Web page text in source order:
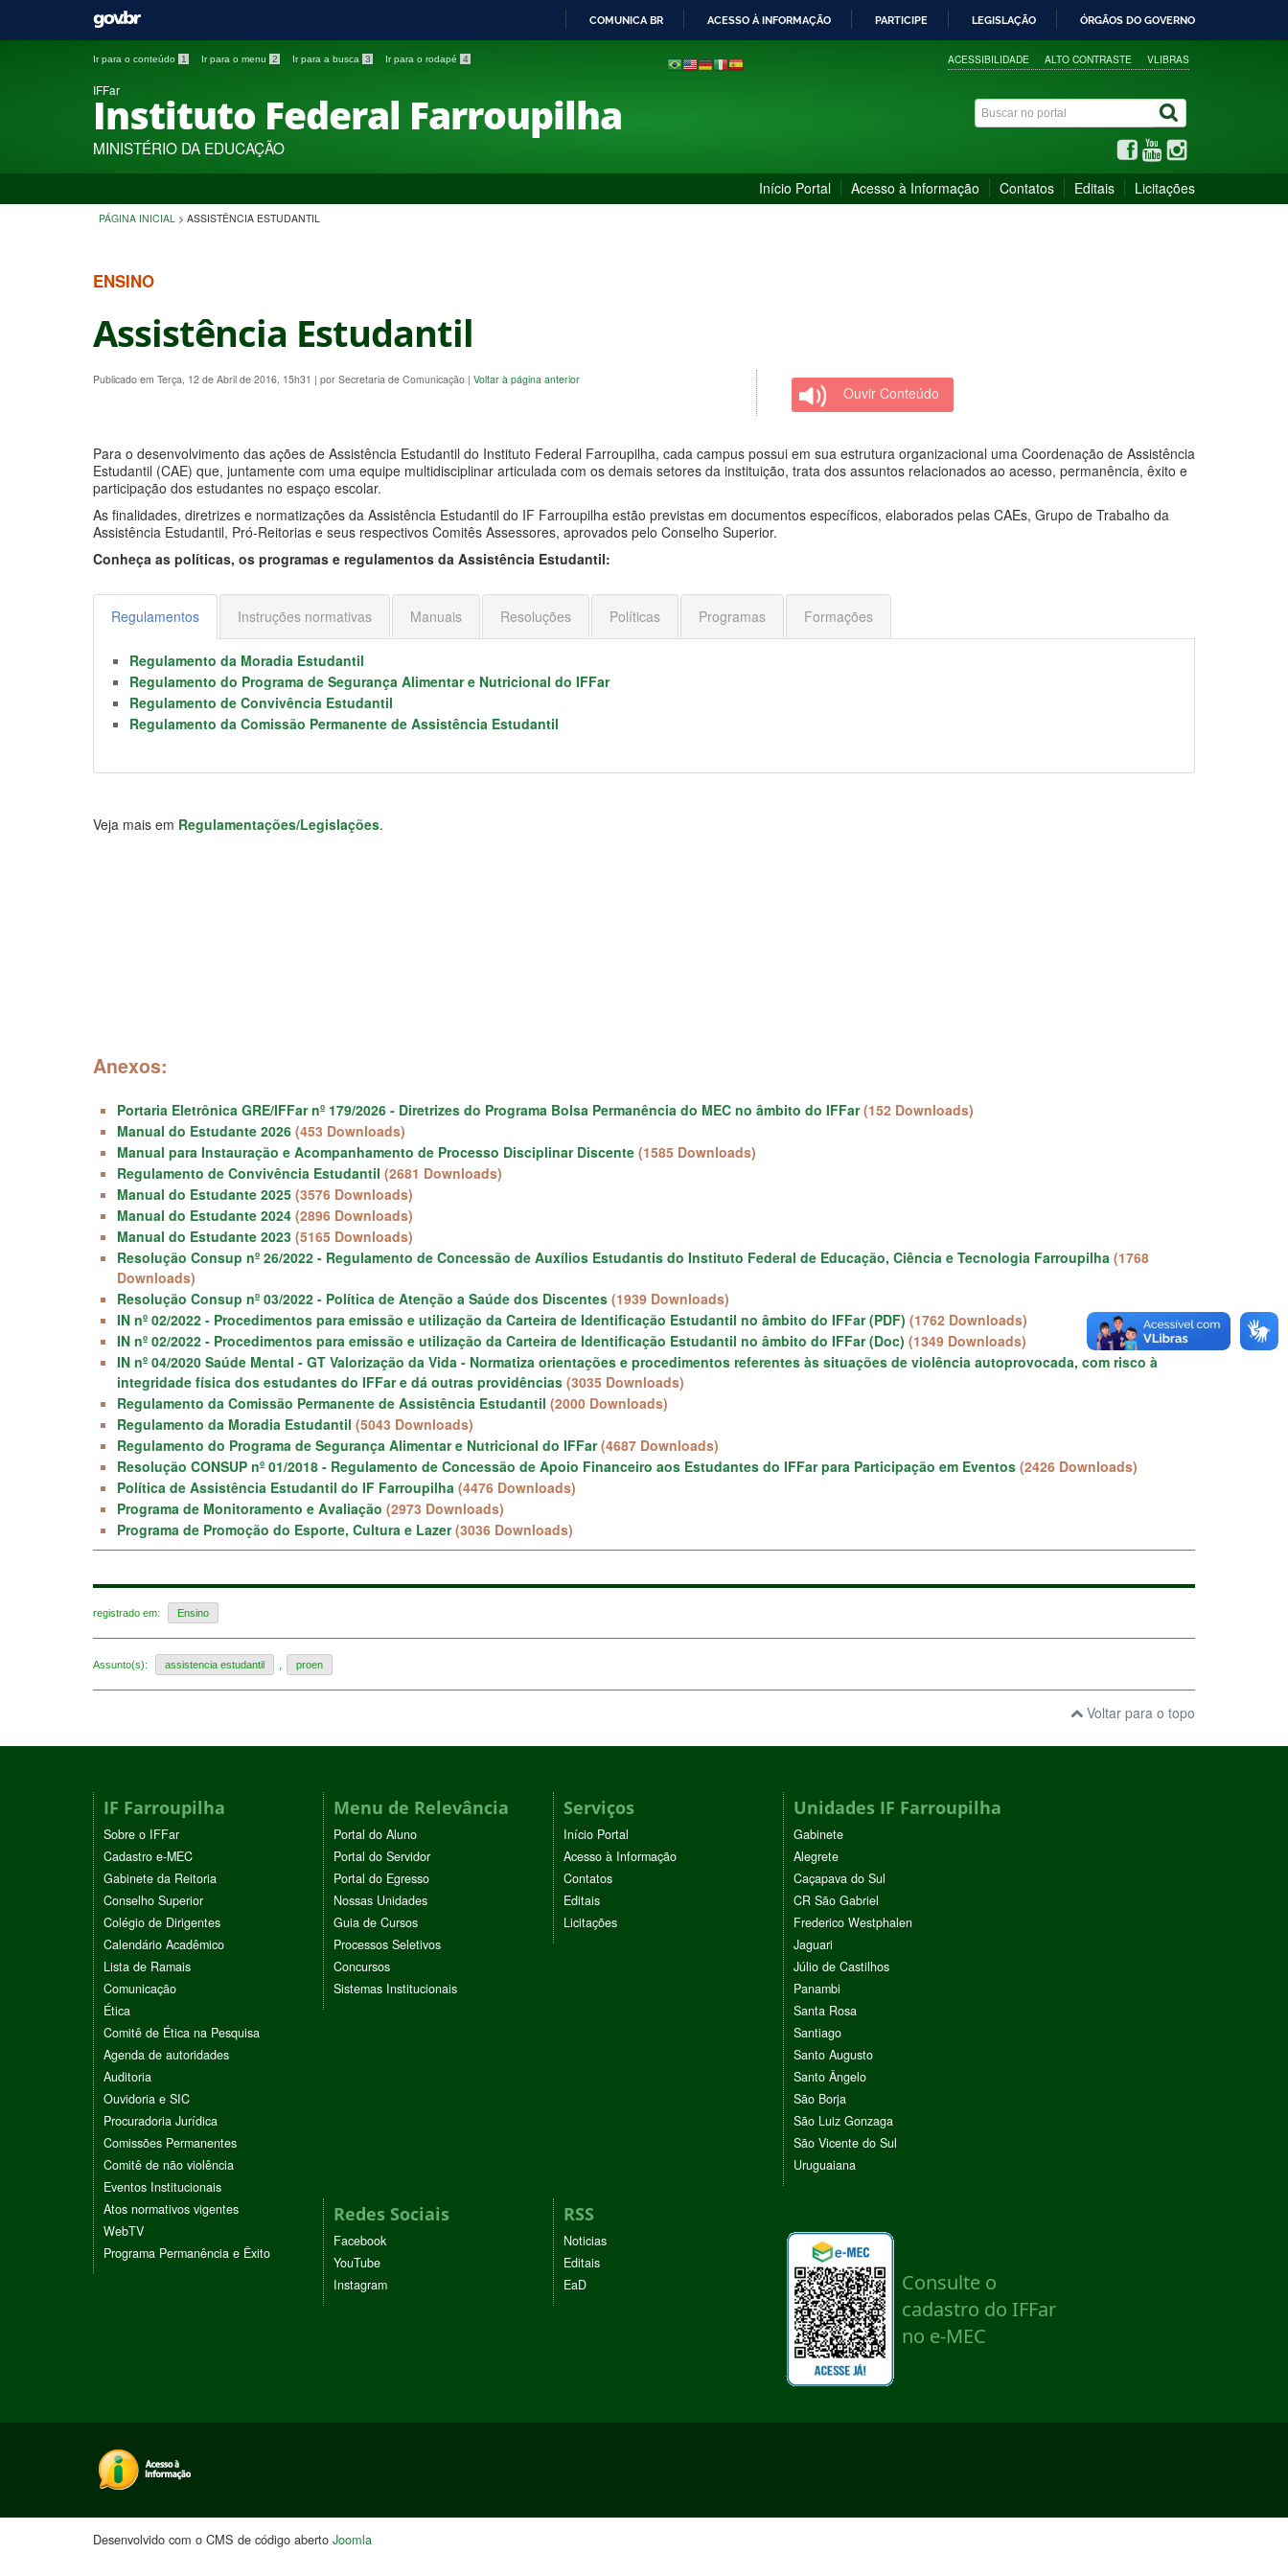
PARA
COMUNICA BR ACESSO À INFORMAÇÃO PARTICIPE LEGISLAÇÃO ÓRGÃOS DO GOVERNO
Ir para o conteúdo 1 Ir para o menu 2 Ir para a busca 3 Ir para o rodapé 4 ACESSIBILIDADE ALTO CONTRASTE VLIBRAS
IFFar
Instituto Federal Farroupilha
MINISTÉRIO DA EDUCAÇÃO
Início Portal Acesso à Informação Contatos Editais Licitações
PÁGINA INICIAL > ASSISTÊNCIA ESTUDANTIL
ENSINO
Assistência Estudantil
Publicado em Terça, 12 de Abril de 2016, 15h31 | por Secretaria de Comunicação | Voltar à página anterior
Ouvir Conteúdo
Para o desenvolvimento das ações de Assistência Estudantil do Instituto Federal Farroupilha, cada campus possui em sua estrutura organizacional uma Coordenação de Assistência
Estudantil (CAE) que, juntamente com uma equipe multidisciplinar articulada com os demais setores da instituição, trata dos assuntos relacionados ao acesso, permanência, êxito e
participação dos estudantes no espaço escolar.
As finalidades, diretrizes e normatizações da Assistência Estudantil do IF Farroupilha estão previstas em documentos específicos, elaborados pelas CAEs, Grupo de Trabalho da
Assistência Estudantil, Pró-Reitorias e seus respectivos Comitês Assessores, aprovados pelo Conselho Superior.
Conheça as políticas, os programas e regulamentos da Assistência Estudantil:
Regulamentos Instruções normativas Manuais Resoluções Políticas Programas Formações
Regulamento da Moradia Estudantil
Regulamento do Programa de Segurança Alimentar e Nutricional do IFFar
Regulamento de Convivência Estudantil
Regulamento da Comissão Permanente de Assistência Estudantil
Veja mais em Regulamentações/Legislações.
Anexos:
Portaria Eletrônica GRE/IFFar nº 179/2026 - Diretrizes do Programa Bolsa Permanência do MEC no âmbito do IFFar (152 Downloads)
Manual do Estudante 2026 (453 Downloads)
Manual para Instauração e Acompanhamento de Processo Disciplinar Discente (1585 Downloads)
Regulamento de Convivência Estudantil (2681 Downloads)
Manual do Estudante 2025 (3576 Downloads)
Manual do Estudante 2024 (2896 Downloads)
Manual do Estudante 2023 (5165 Downloads)
Resolução Consup nº 26/2022 - Regulamento de Concessão de Auxílios Estudantis do Instituto Federal de Educação, Ciência e Tecnologia Farroupilha (1768
Downloads)
Resolução Consup nº 03/2022 - Política de Atenção a Saúde dos Discentes (1939 Downloads)
IN nº 02/2022 - Procedimentos para emissão e utilização da Carteira de Identificação Estudantil no âmbito do IFFar (PDF) (1762 Downloads)
IN nº 02/2022 - Procedimentos para emissão e utilização da Carteira de Identificação Estudantil no âmbito do IFFar (Doc) (1349 Downloads)
IN nº 04/2020 Saúde Mental - GT Valorização da Vida - Normatiza orientações e procedimentos referentes às situações de violência autoprovocada, com risco à
integridade física dos estudantes do IFFar e dá outras providências (3035 Downloads)
Regulamento da Comissão Permanente de Assistência Estudantil (2000 Downloads)
Regulamento da Moradia Estudantil (5043 Downloads)
Regulamento do Programa de Segurança Alimentar e Nutricional do IFFar (4687 Downloads)
Resolução CONSUP nº 01/2018 - Regulamento de Concessão de Apoio Financeiro aos Estudantes do IFFar para Participação em Eventos (2426 Downloads)
Política de Assistência Estudantil do IF Farroupilha (4476 Downloads)
Programa de Monitoramento e Avaliação (2973 Downloads)
Programa de Promoção do Esporte, Cultura e Lazer (3036 Downloads)
registrado em: Ensino
Assunto(s): assistencia estudantil proen
Voltar para o topo
IF Farroupilha
Sobre o IFFar
Cadastro e-MEC
Gabinete da Reitoria
Conselho Superior
Colégio de Dirigentes
Calendário Acadêmico
Lista de Ramais
Comunicação
Ética
Comitê de Ética na Pesquisa
Agenda de autoridades
Auditoria
Ouvidoria e SIC
Procuradoria Jurídica
Comissões Permanentes
Comitê de não violência
Eventos Institucionais
Atos normativos vigentes
WebTV
Programa Permanência e Êxito
Menu de Relevância
Portal do Aluno
Portal do Servidor
Portal do Egresso
Nossas Unidades
Guia de Cursos
Processos Seletivos
Concursos
Sistemas Institucionais
Serviços
Início Portal
Acesso à Informação
Contatos
Editais
Licitações
Unidades IF Farroupilha
Gabinete
Alegrete
Caçapava do Sul
CR São Gabriel
Frederico Westphalen
Jaguari
Júlio de Castilhos
Panambi
Santa Rosa
Santiago
Santo Augusto
Santo Ângelo
São Borja
São Luiz Gonzaga
São Vicente do Sul
Uruguaiana
Redes Sociais
Facebook
YouTube
Instagram
RSS
Noticias
Editais
EaD
Desenvolvido com o CMS de código aberto Joomla